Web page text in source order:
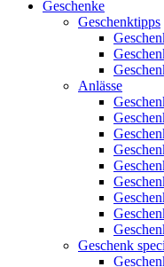
Geschenke
Geschenktipps
Anlässe
Geschenk